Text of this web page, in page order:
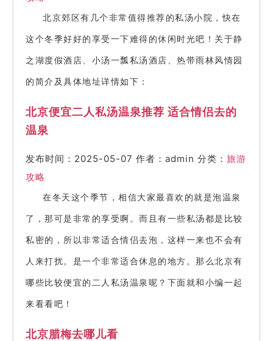
北京郊区有几个非常值得推荐的私汤小院，快在
这个冬季好好的享受一下难得的休闲时光吧！关于静
之湖度假酒店、小汤一瓢私汤酒店、热带雨林风情园
的简介及具体地址详情如下：
北京便宜二人私汤温泉推荐 适合情侣去的
温泉
发布时间：2025-05-07 作者：admin 分类： 旅游
攻略
在冬天这个季节，相信大家最喜欢的就是泡温泉
了，那可是非常的享受啊。而且有一些私汤都是比较
私密的，所以非常适合情侣去泡，这样一来也不会有
人来打扰。是一个非常适合休息的地方。那么北京有
哪些比较便宜的二人私汤温泉呢？下面就和小编一起
来看看吧！
北京腊梅去哪儿看